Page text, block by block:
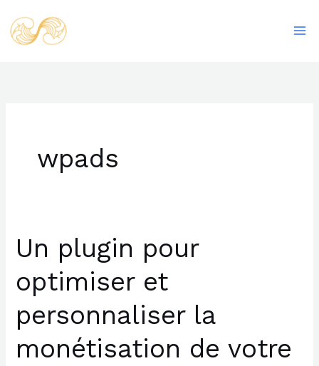
au
contenu
wpads
Un plugin pour
optimiser et
personnaliser la
monétisation de votre
Un
plugin
pour
optimiser
et
personnaliser
la